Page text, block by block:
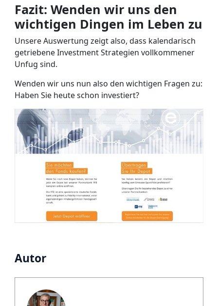
Fazit: Wenden wir uns den
wichtigen Dingen im Leben zu
Unsere Auswertung zeigt also, dass kalendarisch
getriebene Investment Strategien vollkommener
Unfug sind.
Wenden wir uns nun also den wichtigen Fragen zu:
Haben Sie heute schon investiert?
Autor